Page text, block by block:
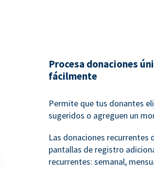
Procesa donaciones
fácilmente
Permite que tus donantes
sugeridos o agreguen un
Las donaciones recurrentes
pantallas de registro
recurrentes: semanal,